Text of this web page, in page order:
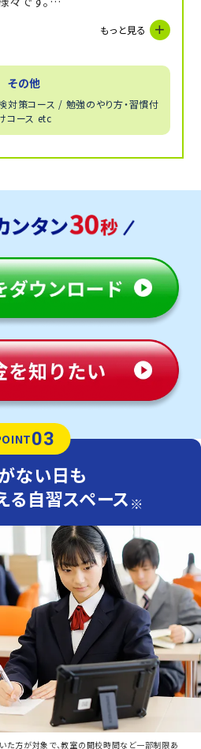
逆算して目標を設定していく
対策をしていきます。もっと見る
その他
策コース / 勉強のやり方・習慣付
コース etc
03
ない日も
る自習スペース ※
た方が対象で、教室の開校時間など一部制限あ